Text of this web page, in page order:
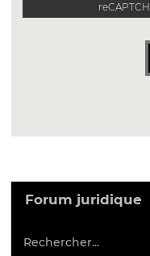
Forum juridique